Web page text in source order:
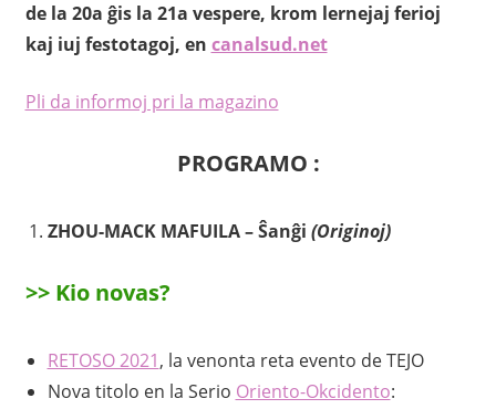
de la 20a ĝis la 21a vespere, krom lernejaj ferioj
kaj iuj festotagoj, en canalsud.net
Pli da informoj pri la magazino
PROGRAMO :
ZHOU-MACK MAFUILA – Ŝanĝi (Originoj)
>> Kio novas?
RETOSO 2021, la venonta reta evento de TEJO
Nova titolo en la Serio Oriento-Okcidento: